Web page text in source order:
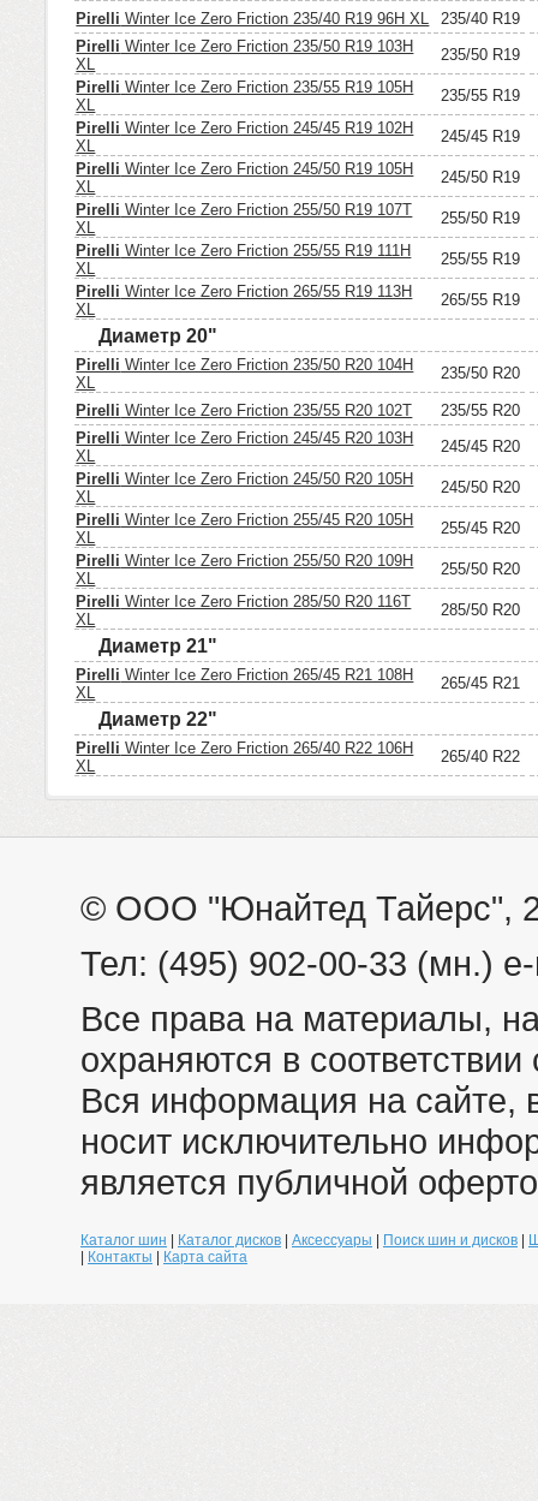
Pirelli Winter Ice Zero Friction 235/40 R19 96H XL
235/40 R19
Pirelli Winter Ice Zero Friction 235/50 R19 103H
XL
235/50 R19
Pirelli Winter Ice Zero Friction 235/55 R19 105H
XL
235/55 R19
Pirelli Winter Ice Zero Friction 245/45 R19 102H
XL
245/45 R19
Pirelli Winter Ice Zero Friction 245/50 R19 105H
XL
245/50 R19
Pirelli Winter Ice Zero Friction 255/50 R19 107T
XL
255/50 R19
Pirelli Winter Ice Zero Friction 255/55 R19 111H
XL
255/55 R19
Pirelli Winter Ice Zero Friction 265/55 R19 113H
XL
265/55 R19
Диаметр 20"
Pirelli Winter Ice Zero Friction 235/50 R20 104H
XL
235/50 R20
Pirelli Winter Ice Zero Friction 235/55 R20 102T
235/55 R20
Pirelli Winter Ice Zero Friction 245/45 R20 103H
XL
245/45 R20
Pirelli Winter Ice Zero Friction 245/50 R20 105H
XL
245/50 R20
Pirelli Winter Ice Zero Friction 255/45 R20 105H
XL
255/45 R20
Pirelli Winter Ice Zero Friction 255/50 R20 109H
XL
255/50 R20
Pirelli Winter Ice Zero Friction 285/50 R20 116T
XL
285/50 R20
Диаметр 21"
Pirelli Winter Ice Zero Friction 265/45 R21 108H
XL
265/45 R21
Диаметр 22"
Pirelli Winter Ice Zero Friction 265/40 R22 106H
XL
265/40 R22
© ООО "Юнайтед Тайерс",
Тел: (495) 902-00-33 (мн.)
Все права на материалы,
охраняются в
Вся информация на сайте,
носит исключительно
является публичной
Каталог шин Каталог дисков Аксессуары Поиск шин и дисков
Контакты Карта сайта